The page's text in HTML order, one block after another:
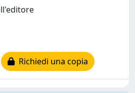
Richiedi una copia